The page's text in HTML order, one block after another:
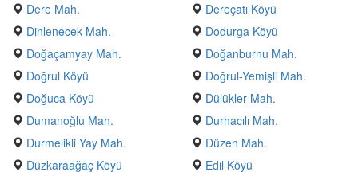
Dere Mah.
Dereçatı Köyü
Dinlenecek Mah.
Dodurga Köyü
Doğaçamyay Mah.
Doğanburnu Mah.
Doğrul Köyü
Doğrul-Yemişli Mah.
Doğuca Köyü
Dülükler Mah.
Dumanoğlu Mah.
Durhacılı Mah.
Durmelikli Yay Mah.
Düzen Mah.
Düzkaraağaç Köyü
Edil Köyü